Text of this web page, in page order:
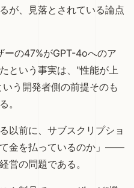
が、見落とされている論点
の47%がGPT-4oへのア
という事実は、"性能が上
う開発者側の前提そのも
。
以前に、サブスクリプショ
金を払っているのか」——
営の問題である。